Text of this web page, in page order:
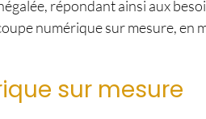
répondant ainsi aux
numérique sur mesure, en
sur mesure